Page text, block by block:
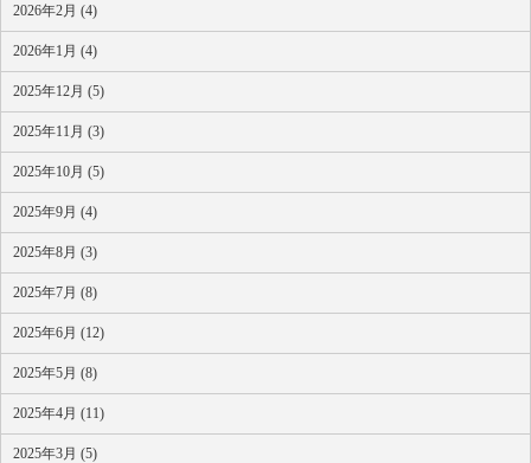
2026年2月 (4)
2026年1月 (4)
2025年12月 (5)
2025年11月 (3)
2025年10月 (5)
2025年9月 (4)
2025年8月 (3)
2025年7月 (8)
2025年6月 (12)
2025年5月 (8)
2025年4月 (11)
2025年3月 (5)